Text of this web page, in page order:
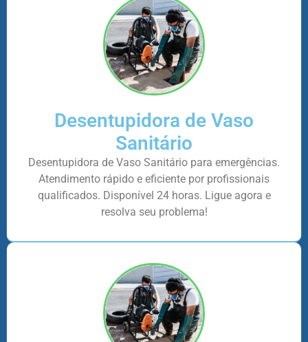
Desentupidora de Vaso
Sanitário
Desentupidora de Vaso Sanitário para emergências.
Atendimento rápido e eficiente por profissionais
qualificados. Disponível 24 horas. Ligue agora e
resolva seu problema!